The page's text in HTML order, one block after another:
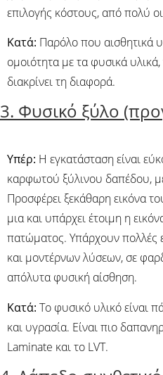
επιλογής κόστους, από πολύ
Κατά: Παρόλο που αισθητικά
ομοιότητα με τα φυσικά
διακρίνει τη διαφορά.
3. Φυσικό ξύλο
Υπέρ: Η εγκατάσταση είναι
καρφωτού ξύλινου δαπέδου,
Προσφέρει ξεκάθαρη εικόνα
μια και υπάρχει έτοιμη η
πατώματος. Υπάρχουν πολλές
και μοντέρνων λύσεων, σε
απόλυτα φυσική αίσθηση.
Κατά: Το φυσικό υλικό είναι
και υγρασία. Είναι πιο
Laminate και το LVT.